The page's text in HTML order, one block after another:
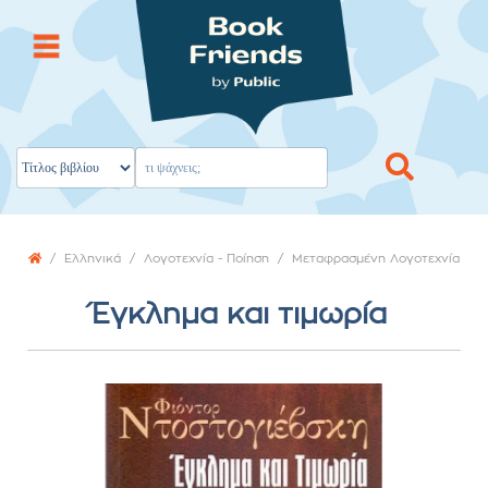
Ελληνικά Λογοτεχνία - Ποίηση Μεταφρασμένη Λογοτεχνία
Έγκλημα και τιμωρία